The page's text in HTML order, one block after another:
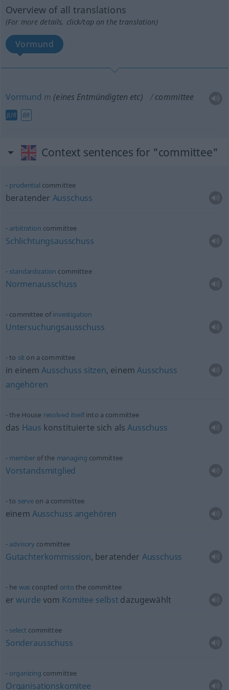
Overview of all translations
(For more details, click/tap on the translation)
Vormund
Vormund m (eines Entmündigten etc) committee
JUR BR
Context sentences for "committee"
prudential committee
beratender Ausschuss
arbitration committee
Schlichtungsausschuss
standardization committee
Normenausschuss
committee ofinvestigation
Untersuchungsausschuss
to sit on a committee
in einemAusschuss sitzen, einemAusschuss
angehören
the House resolved itselfinto a committee
das Haus konstituierte sich alsAusschuss
memberof the managing committee
Vorstandsmitglied
to serve on a committee
einem Ausschuss angehören
advisory committee
Gutachterkommission, beratender Ausschuss
he was coopted onto the committee
erwurde vom Komitee selbst dazugewählt
select committee
Sonderausschuss
organizing committee
Organisationskomitee